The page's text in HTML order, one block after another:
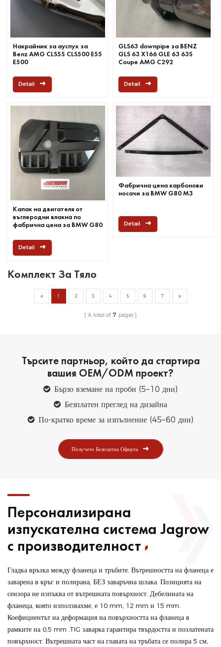
Накрайник за ауспух за
Benz AMG CLS55 CLS500 E55
E500
Detail
GLS63 downpipe за BENZ
GLS 63 X166 GLE 63 63S
Coupe AMG C292
Detail
Капак на двигателя от
въглеродни влакна по
фабрична цена за BMW G80
Detail
Фабрична цена карбонови
носачи за BMW G80 M3
Detail
Комплект За Тяло
1 2 3 4 5 6 7
A total of 7 pages
Търсите партньор, който да стартира
вашия OEM/ODM проект?
Бързо вземане на проби (5~10 дни)
Безплатен преглед на дизайна
По-кратко време за изпълнение (45~60 дни)
Получете Безплатна Оферта
Персонализирана
изпускателна система Jagrow
с производителност
Гладка връзка между фланеца и тръбите. Вътрешността на фланеца е
заварена в кръг и полирана, БЕЗ заваръчна шлака. Позицията на
сензора не изпъква от вътрешната повърхност. Дебелината на
фланеца, която използвахме, е 10 mm, 12 mm и 15 mm.
Коефициентът на деформация на повърхността на фланеца в
рамките на 0,5 mm .TIG заварка гарантира твърдостта и позлатената
повърхност. Вътрешната част на главата на тръбата се полира 5 см,